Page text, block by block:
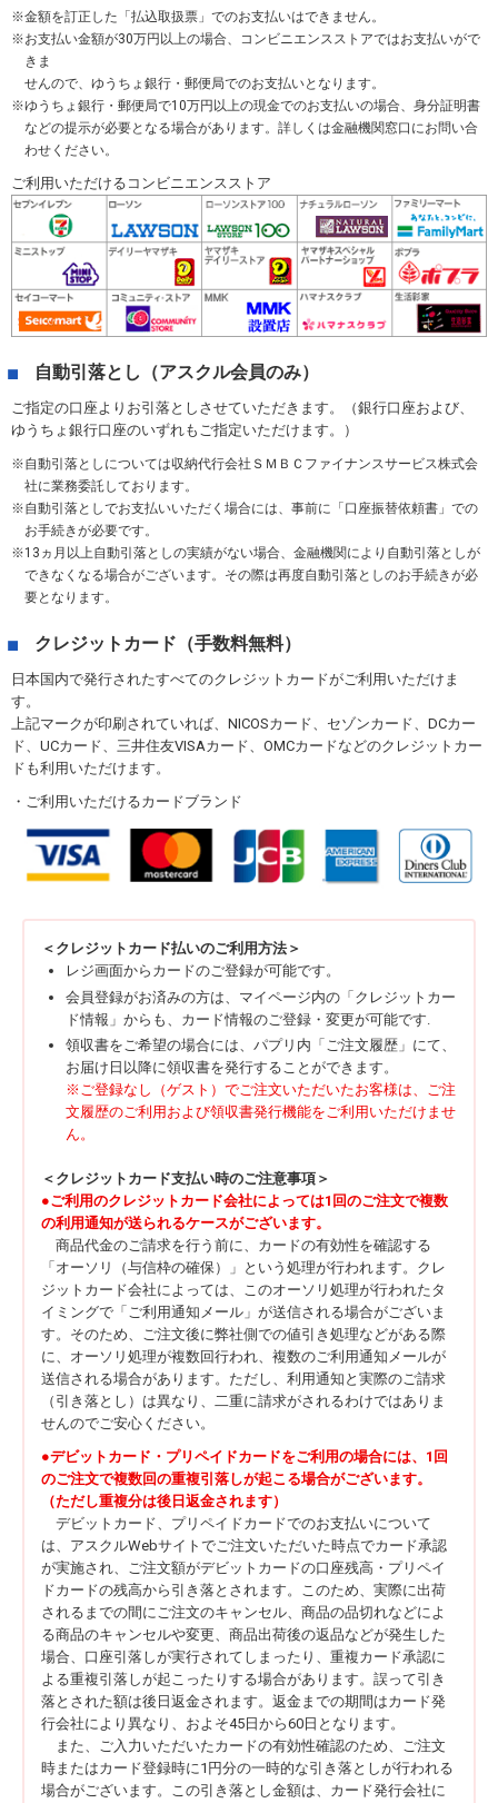
金額を訂正した「払込取扱票」でのお支払いはできません。
お支払い金額が30万円以上の場合、コンビニエンスストアではお支払いがで
きま
せんので、ゆうちょ銀行・郵便局でのお支払いとなります。
ゆうちょ銀行・郵便局で10万円以上の現金でのお支払いの場合、身分証明書
などの提示が必要となる場合があります。詳しくは金融機関窓口にお問い合
わせください。
ご利用いただけるコンビニエンスストア
自動引落とし（アスクル会員のみ）
ご指定の口座よりお引落としさせていただきます。（銀行口座および、
ゆうちょ銀行口座のいずれもご指定いただけます。）
自動引落としについては収納代行会社ＳＭＢＣファイナンスサービス株式会
社に業務委託しております。
自動引落としでお支払いいただく場合には、事前に「口座振替依頼書」での
お手続きが必要です。
13ヵ月以上自動引落としの実績がない場合、金融機関により自動引落としが
できなくなる場合がございます。その際は再度自動引落としのお手続きが必
要となります。
クレジットカード（手数料無料）
日本国内で発行されたすべてのクレジットカードがご利用いただけま
す。
上記マークが印刷されていれば、NICOSカード、セゾンカード、DCカー
ド、UCカード、三井住友VISAカード、OMCカードなどのクレジットカー
ドも利用いただけます。
・ご利用いただけるカードブランド
＜クレジットカード払いのご利用方法＞
レジ画面からカードのご登録が可能です。
会員登録がお済みの方は、マイページ内の「クレジットカー
ド情報」からも、カード情報のご登録・変更が可能です.
領収書をご希望の場合には、パプリ内「ご注文履歴」にて、
お届け日以降に領収書を発行することができます。
※ご登録なし（ゲスト）でご注文いただいたお客様は、ご注
文履歴のご利用および領収書発行機能をご利用いただけませ
ん。
＜クレジットカード支払い時のご注意事項＞
●ご利用のクレジットカード会社によっては1回のご注文で複数
の利用通知が送られるケースがございます。
商品代金のご請求を行う前に、カードの有効性を確認する
「オーソリ（与信枠の確保）」という処理が行われます。クレ
ジットカード会社によっては、このオーソリ処理が行われたタ
イミングで「ご利用通知メール」が送信される場合がございま
す。そのため、ご注文後に弊社側での値引き処理などがある際
に、オーソリ処理が複数回行われ、複数のご利用通知メールが
送信される場合があります。ただし、利用通知と実際のご請求
（引き落とし）は異なり、二重に請求がされるわけではありま
せんのでご安心ください。
●デビットカード・プリペイドカードをご利用の場合には、1回
のご注文で複数回の重複引落しが起こる場合がございます。
（ただし重複分は後日返金されます）
デビットカード、プリペイドカードでのお支払いについて
は、アスクルWebサイトでご注文いただいた時点でカード承認
が実施され、ご注文額がデビットカードの口座残高・プリペイ
ドカードの残高から引き落とされます。このため、実際に出荷
されるまでの間にご注文のキャンセル、商品の品切れなどによ
る商品のキャンセルや変更、商品出荷後の返品などが発生した
場合、口座引落しが実行されてしまったり、重複カード承認に
よる重複引落しが起こったりする場合があります。誤って引き
落とされた額は後日返金されます。返金までの期間はカード発
行会社により異なり、およそ45日から60日となります。
また、ご入力いただいたカードの有効性確認のため、ご注文
時またはカード登録時に1円分の一時的な引き落としが行われる
場合がございます。この引き落とし金額は、カード発行会社に